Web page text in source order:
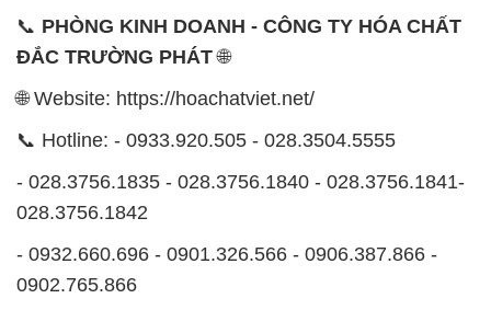
📞 PHÒNG KINH DOANH - CÔNG TY HÓA CHẤT
ĐẮC TRƯỜNG PHÁT🌐
🌐 Website: https://hoachatviet.net/
📞 Hotline: - 0933.920.505 - 028.3504.5555
- 028.3756.1835 - 028.3756.1840 - 028.3756.1841-
028.3756.1842
- 0932.660.696 - 0901.326.566 - 0906.387.866 -
0902.765.866